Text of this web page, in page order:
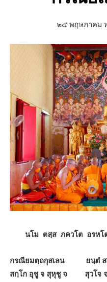
๒๕ พฤษภาคม
นโม ตสฺส ภควโต อรห
กรณียมตฺถกุสเลน ยนฺตํ สนฺ
สกฺโก อุชู จ สุหุชู จ สุวโจ จ